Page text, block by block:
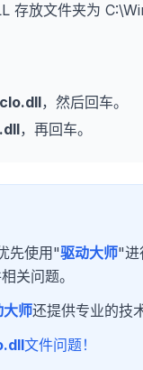
存放文件夹为
，然后回车。
，再回车。
先使用"驱动大师"进
关问题。
大师还提供专业的技
文件问题！